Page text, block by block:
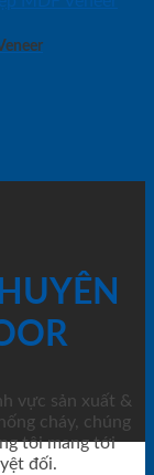
vực sản xuất &
cháy, chúng
tôi mang tới
đối.